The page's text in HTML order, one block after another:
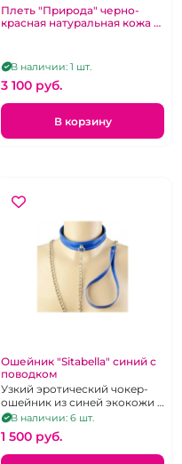
Плеть "Природа" черно-
красная натуральная кожа и
В наличии: 1 шт.
3 100 pуб.
В корзину
Ошейник "Sitabella" синий с
поводком
Узкий эротический чокер-
ошейник из синей экокожи с
поводком-цепью на
В наличии: 6 шт.
1 500 pуб.